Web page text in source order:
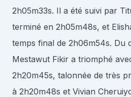
2h05m33s. Il a été suivi par
terminé en 2h05m48s, et
temps final de 2h06m54s. Du
Mestawut Fikir a triomphé
2h20m45s, talonnée de très
à 2h20m48s et Vivian